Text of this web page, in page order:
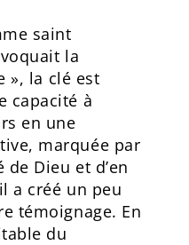
saint
la
», la clé est
capacité à
en une
marquée par
de Dieu et d’en
a créé un peu
témoignage. En
du